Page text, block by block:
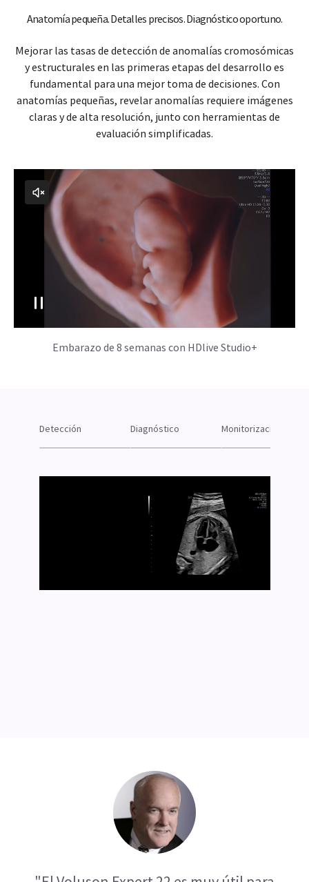
Anatomía pequeña. Detalles precisos. Diagnóstico oportuno.
Mejorar las tasas de detección de anomalías cromosómicas
y estructurales en las primeras etapas del desarrollo es
fundamental para una mejor toma de decisiones. Con
anatomías pequeñas, revelar anomalías requiere imágenes
claras y de alta resolución, junto con herramientas de
evaluación simplificadas.